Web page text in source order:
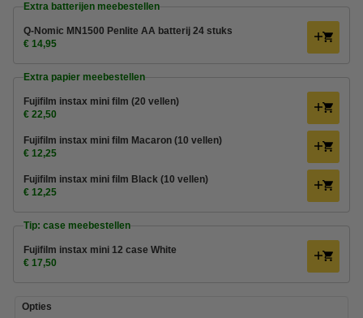
Extra batterijen meebestellen
Q-Nomic MN1500 Penlite AA batterij 24 stuks
€ 14,95
Extra papier meebestellen
Fujifilm instax mini film (20 vellen)
€ 22,50
Fujifilm instax mini film Macaron (10 vellen)
€ 12,25
Fujifilm instax mini film Black (10 vellen)
€ 12,25
Tip: case meebestellen
Fujifilm instax mini 12 case White
€ 17,50
Opties